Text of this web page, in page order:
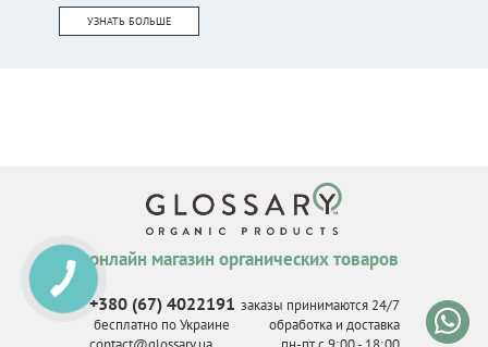
УЗНАТЬ БОЛЬШЕ
онлайн магазин органических товаров
+380 (67) 4022191
бесплатно по Украине
заказы принимаются 24/7
обработка и доставка
КНОПКА
СВЯЗИ